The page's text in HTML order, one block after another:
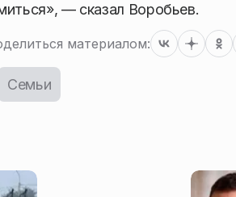
— сказал Воробьев.
материалом:
Семьи